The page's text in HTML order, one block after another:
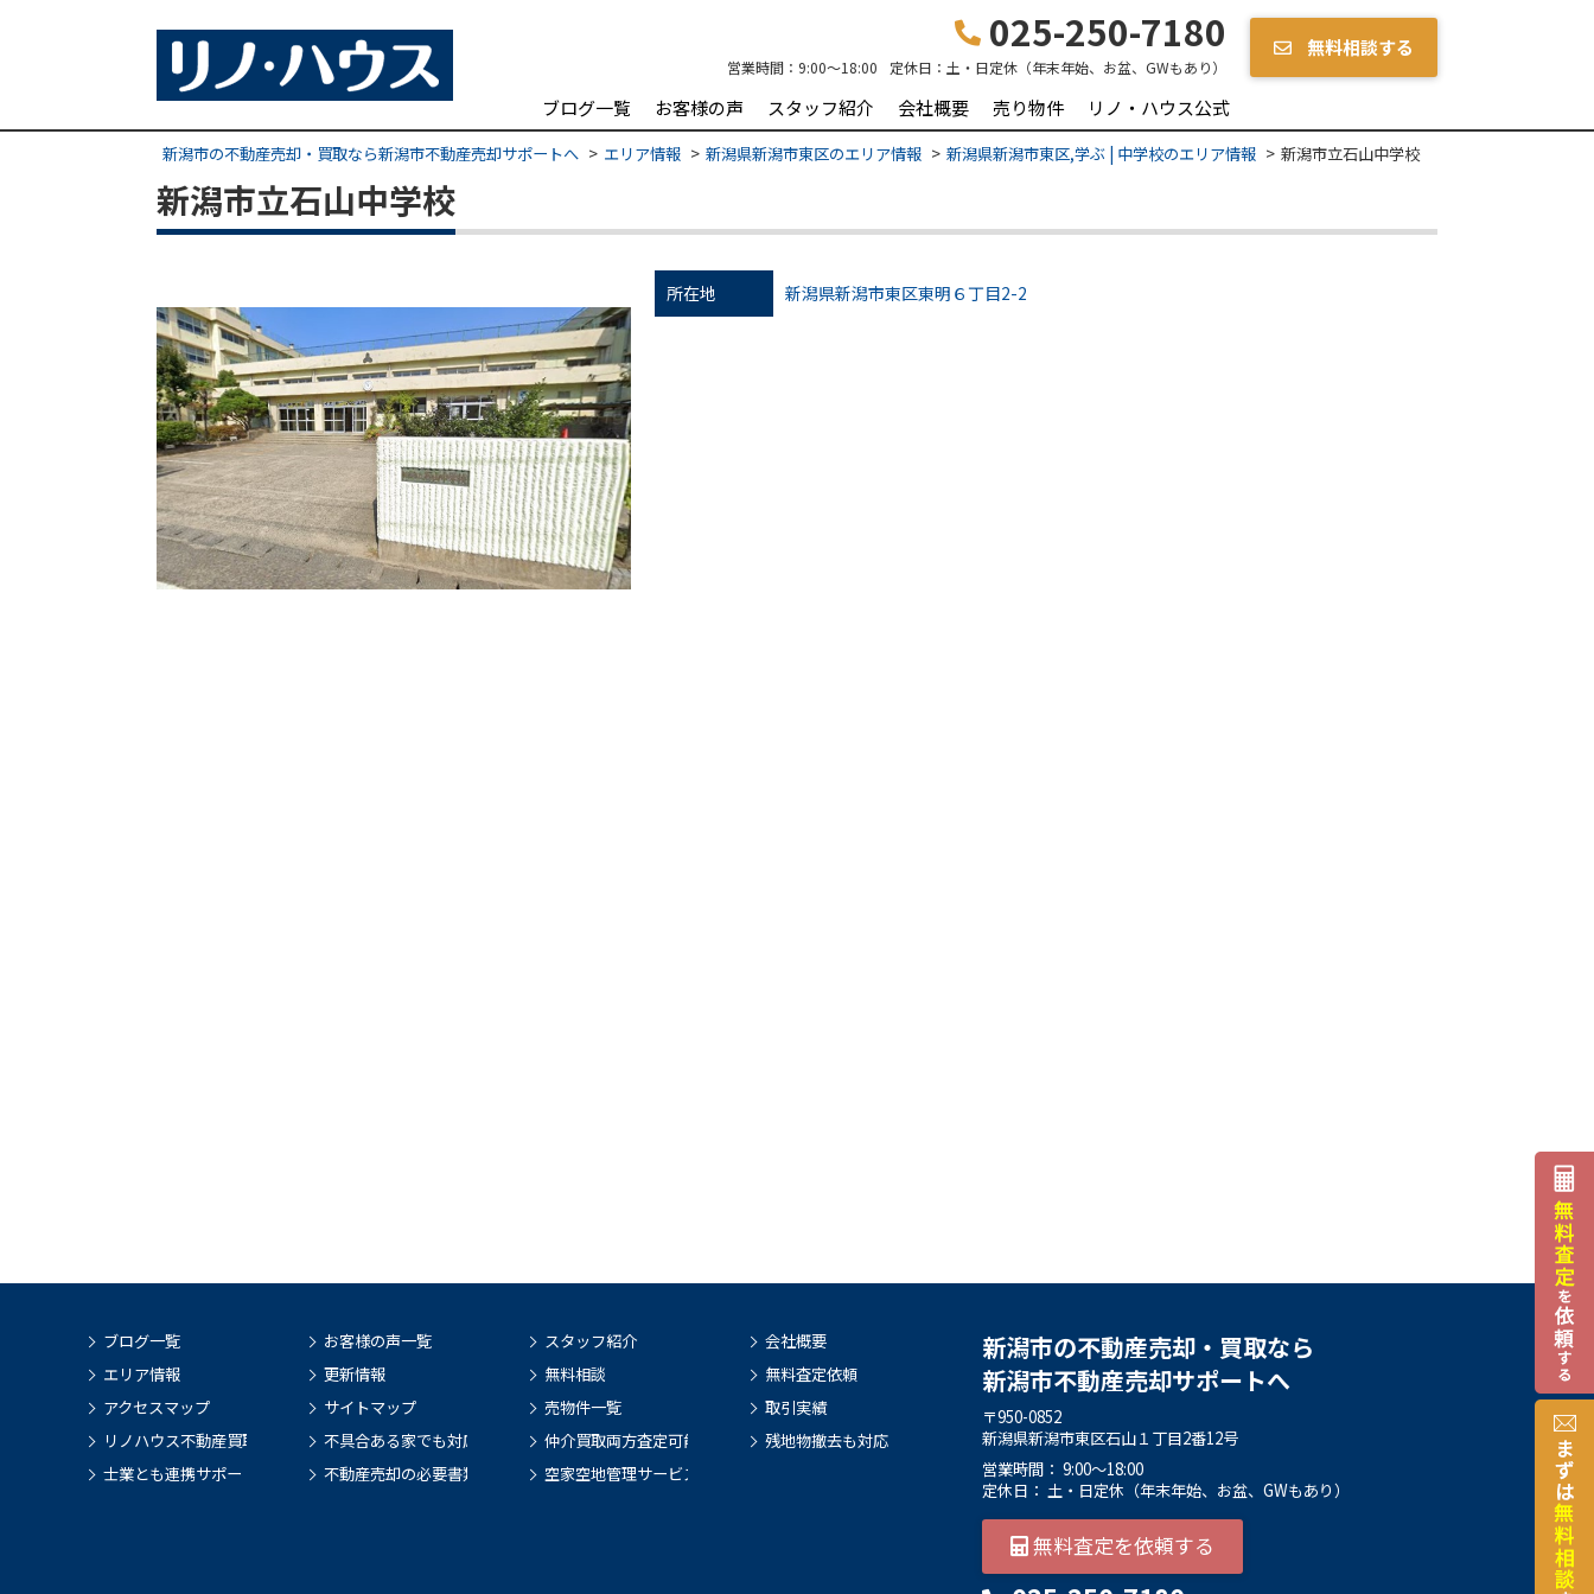
025-250-7180
営業時間： 9:00～18:00 定休日： 土・日定休（年末年始、お盆、GWもあり）
無料相談する
ブログ一覧 お客様の声 スタッフ紹介 会社概要 売り物件 リノ・ハウス公式
新潟市の不動産売却・買取なら新潟市不動産売却サポートへ エリア情報 新潟県新潟市東区のエリア情報 新潟県新潟市東区,学ぶ | 中学校のエリア情報 新潟市立石山中学校
新潟市立石山中学校
所在地 新潟県新潟市東区東明６丁目2-2
ブログ一覧
エリア情報
アクセスマップ
リノハウス不動産買取
士業とも連携サポート
お客様の声一覧
更新情報
サイトマップ
不具合ある家でも対応
不動産売却の必要書類
スタッフ紹介
無料相談
売物件一覧
仲介買取両方査定可能
空家空地管理サービス
会社概要
無料査定依頼
取引実績
残地物撤去も対応
新潟市の不動産売却・買取なら
新潟市不動産売却サポートへ
〒950-0852
新潟県新潟市東区石山１丁目2番12号
営業時間： 9:00～18:00
定休日： 土・日定休（年末年始、お盆、GWもあり）
無料査定を依頼する